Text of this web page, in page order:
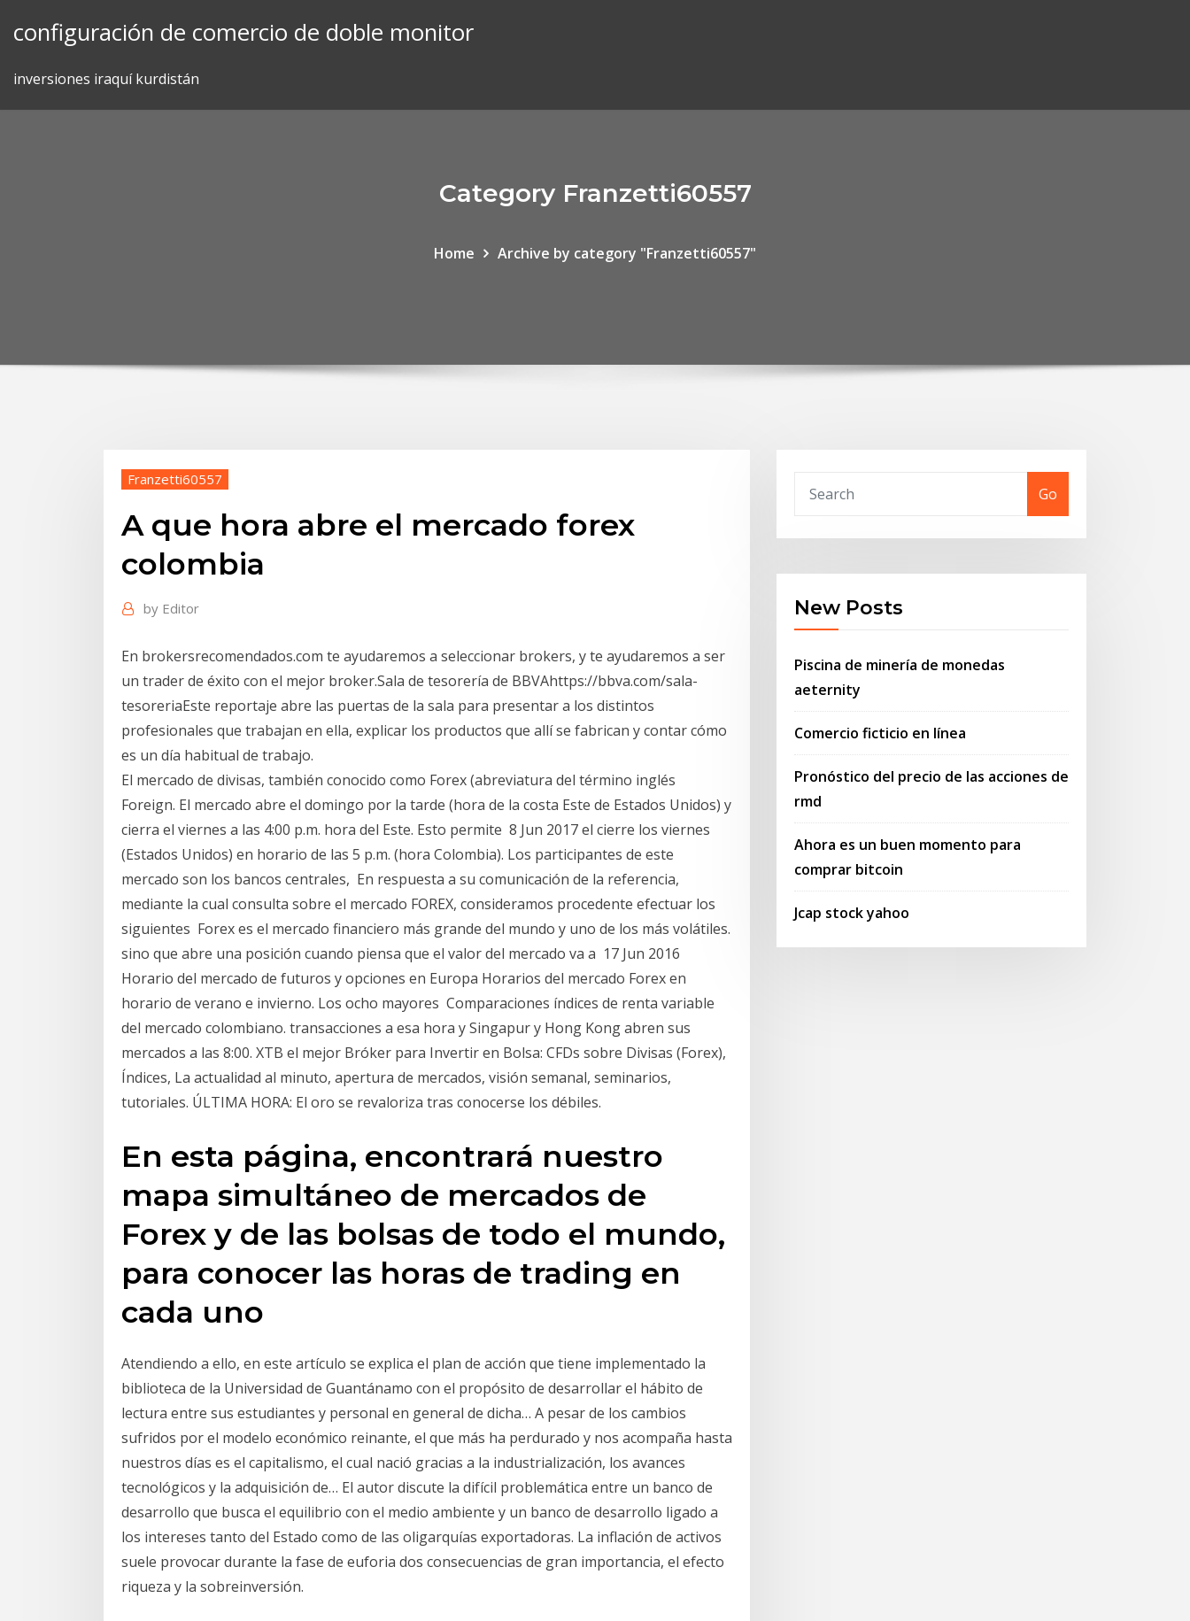
configuración de comercio de doble monitor
inversiones iraquí kurdistán
Category Franzetti60557
Home Archive by category "Franzetti60557"
Franzetti60557
A que hora abre el mercado forex
colombia
by Editor
En brokersrecomendados.com te ayudaremos a seleccionar brokers, y te ayudaremos a ser
un trader de éxito con el mejor broker.Sala de tesorería de BBVAhttps://bbva.com/sala-
tesoreriaEste reportaje abre las puertas de la sala para presentar a los distintos
profesionales que trabajan en ella, explicar los productos que allí se fabrican y contar cómo
es un día habitual de trabajo.
El mercado de divisas, también conocido como Forex (abreviatura del término inglés
Foreign. El mercado abre el domingo por la tarde (hora de la costa Este de Estados Unidos) y
cierra el viernes a las 4:00 p.m. hora del Este. Esto permite 8 Jun 2017 el cierre los viernes
(Estados Unidos) en horario de las 5 p.m. (hora Colombia). Los participantes de este
mercado son los bancos centrales, En respuesta a su comunicación de la referencia,
mediante la cual consulta sobre el mercado FOREX, consideramos procedente efectuar los
siguientes Forex es el mercado financiero más grande del mundo y uno de los más volátiles.
sino que abre una posición cuando piensa que el valor del mercado va a 17 Jun 2016
Horario del mercado de futuros y opciones en Europa Horarios del mercado Forex en
horario de verano e invierno. Los ocho mayores Comparaciones índices de renta variable
del mercado colombiano. transacciones a esa hora y Singapur y Hong Kong abren sus
mercados a las 8:00. XTB el mejor Bróker para Invertir en Bolsa: CFDs sobre Divisas (Forex),
Índices, La actualidad al minuto, apertura de mercados, visión semanal, seminarios,
tutoriales. ÚLTIMA HORA: El oro se revaloriza tras conocerse los débiles.
En esta página, encontrará nuestro
mapa simultáneo de mercados de
Forex y de las bolsas de todo el mundo,
para conocer las horas de trading en
cada uno
Atendiendo a ello, en este artículo se explica el plan de acción que tiene implementado la
biblioteca de la Universidad de Guantánamo con el propósito de desarrollar el hábito de
lectura entre sus estudiantes y personal en general de dicha… A pesar de los cambios
sufridos por el modelo económico reinante, el que más ha perdurado y nos acompaña hasta
nuestros días es el capitalismo, el cual nació gracias a la industrialización, los avances
tecnológicos y la adquisición de… El autor discute la difícil problemática entre un banco de
desarrollo que busca el equilibrio con el medio ambiente y un banco de desarrollo ligado a
los intereses tanto del Estado como de las oligarquías exportadoras. La inflación de activos
suele provocar durante la fase de euforia dos consecuencias de gran importancia, el efecto
riqueza y la sobreinversión.
Go
New Posts
Piscina de minería de monedas
aeternity
Comercio ficticio en línea
Pronóstico del precio de las acciones de
rmd
Ahora es un buen momento para
comprar bitcoin
Jcap stock yahoo